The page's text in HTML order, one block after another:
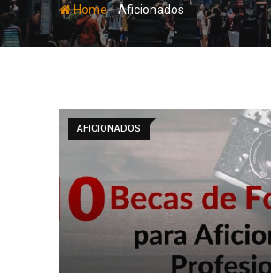
Home-Aficionados
AFICIONADOS